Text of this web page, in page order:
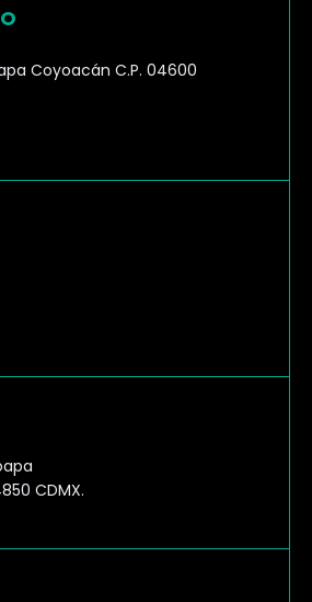
Coyoacán C.P. 04600
CDMX.